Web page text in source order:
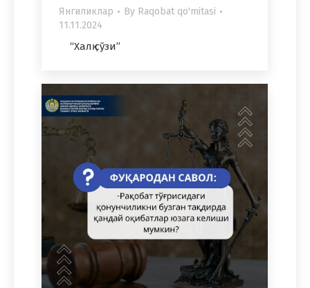
Янгиликлар By Raqobat qo'mitasi
11.11.2024
“Халқ сўзи”